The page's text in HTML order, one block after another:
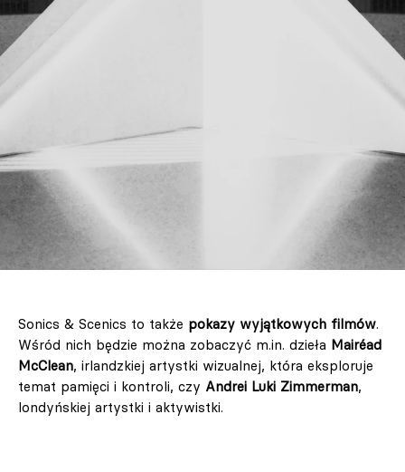
Sonics & Scenics to także pokazy wyjątkowych filmów.
Wśród nich będzie można zobaczyć m.in. dzieła Mairéad
McClean, irlandzkiej artystki wizualnej, która eksploruje
temat pamięci i kontroli, czy Andrei Luki Zimmerman,
londyńskiej artystki i aktywistki.